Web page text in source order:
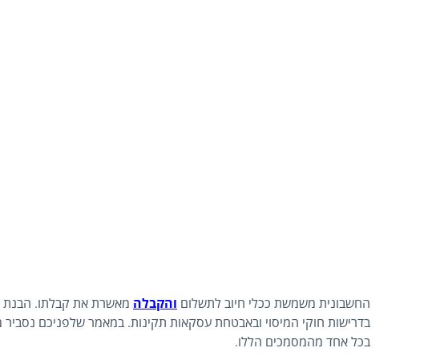
החשבונית משמשת ככלי חיוב לתשלום והקבלה מאשרת את קבלתו. הבנת
בדרישות חוקי המיסוי ובאבטחת עסקאות תקינות. במאמר שלפניכם
בכל אחד מהמסמכים הללו.